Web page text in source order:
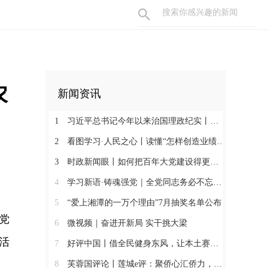
新闻资讯
1 习近平总书记今年以来治国理政纪实丨砥砺初心使命 把党建设得更加坚强有力
2 看图学习·人民之心丨读懂“怎样创造业绩”的实干路径
3 时政新闻眼丨如何把百年大党建设得更加坚强有力？总书记这样部署
4 学习新语·铸魂强党｜全党同志务必不忘初心、牢记使命
5 “爱上湘潭的一万个理由”7月抽奖名单公布
6 微视频｜奋进开新局 实干挑大梁
7 好评中国丨借全民健身东风，让本土赛事撬动消费新增长
8 芙蓉国评论丨莲城e评：聚侨心汇侨力，山海万里皆家国